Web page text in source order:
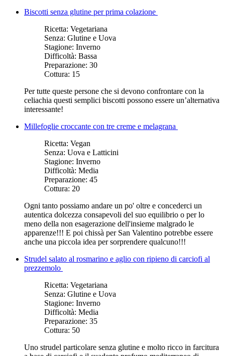
Biscotti senza glutine per prima colazione
Ricetta: Vegetariana
Senza: Glutine e Uova
Stagione: Inverno
Difficoltà: Bassa
Preparazione: 30
Cottura: 15
Per tutte queste persone che si devono confrontare con la
celiachia questi semplici biscotti possono essere un’alternativa
interessante!
Millefoglie croccante con tre creme e melagrana
Ricetta: Vegan
Senza: Uova e Latticini
Stagione: Inverno
Difficoltà: Media
Preparazione: 45
Cottura: 20
Ogni tanto possiamo andare un po' oltre e concederci un
autentica dolcezza consapevoli del suo equilibrio o per lo
meno della non esagerazione dell'insieme malgrado le
apparenze!!! E poi chissà per San Valentino potrebbe essere
anche una piccola idea per sorprendere qualcuno!!!
Strudel salato al rosmarino e aglio con ripieno di carciofi al
prezzemolo
Ricetta: Vegetariana
Senza: Glutine e Uova
Stagione: Inverno
Difficoltà: Media
Preparazione: 35
Cottura: 50
Uno strudel particolare senza glutine e molto ricco in farcitura